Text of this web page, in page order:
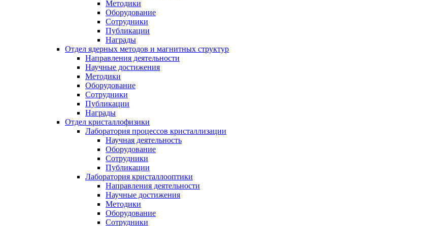
Методики
Оборудование
Сотрудники
Публикации
Награды
Отдел ядерных методов и магнитных структур
Направления деятельности
Научные достижения
Методики
Оборудование
Сотрудники
Публикации
Награды
Отдел кристаллофизики
Лаборатория процессов кристаллизации
Научная деятельность
Оборудование
Сотрудники
Публикации
Лаборатория кристаллооптики
Направления деятельности
Научные достижения
Методики
Оборудование
Сотрудники